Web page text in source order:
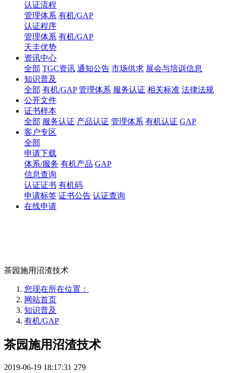
认证流程
管理体系 有机/GAP
认证程序
管理体系 有机/GAP
天圭优势
资讯中心
全部 TGC资讯 通知公告 市场供求 展会与培训信息
知识普及
全部 有机/GAP 管理体系 服务认证 相关标准 法律法规
公开文件
证书样本
全部 服务认证 产品认证 管理体系 有机认证 GAP
客户专区
全部
申请下载
体系/服务 有机产品 GAP
信息查询
认证证书 有机码
申请标签 证书公告 认证查询
在线申请
茶园施用沼渣技术
您现在所在位置：
网站首页
知识普及
有机/GAP
茶园施用沼渣技术
2019-06-19 18:17:31 279